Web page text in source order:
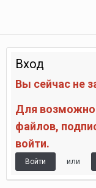
Вход
Вы сейчас не
Для
файлов,
войти.
Войти или